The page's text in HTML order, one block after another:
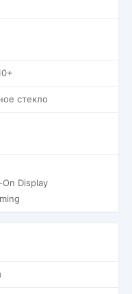
стекло
Display